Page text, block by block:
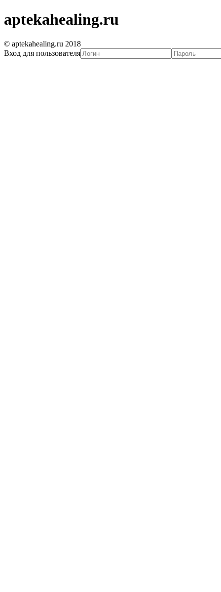
aptekahealing.ru
© aptekahealing.ru 2018
Вход для пользователя